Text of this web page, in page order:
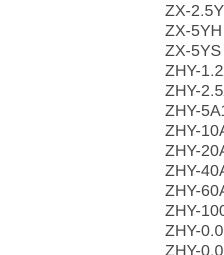
ZX-
ZX-5YH
ZX-5YS
ZHY-
ZHY-
ZHY-
ZHY-
ZHY-
ZHY-
ZHY-
ZHY-
ZHY-
ZHY-